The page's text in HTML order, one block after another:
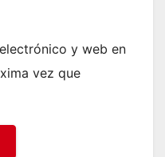
y web en
vez que